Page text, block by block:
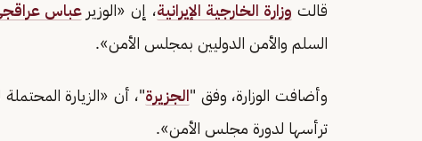
قالت وزارة الخارجية الإيرانية، إن «الوزيرعباس
السلم والأمن الدوليين بمجلس الأمن».
وأضافت الوزارة، وفق "الجزيرة"، أن «الزيارة
ترأسها لدورة مجلس الأمن».